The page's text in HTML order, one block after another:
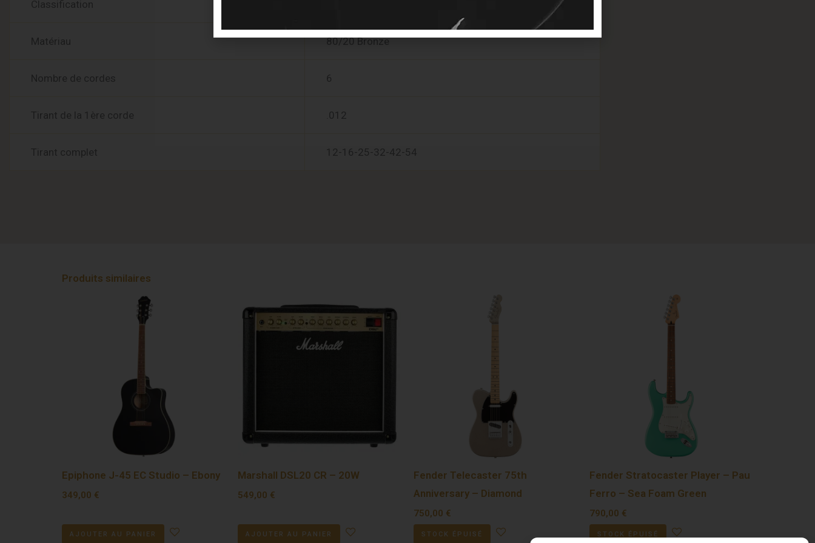
Classification
Matériau 80/20 Bronze
Nombre de cordes 6
Tirant de la 1ère corde .012
Tirant complet 12-16-25-32-42-54
Produits similaires
Epiphone J-45 EC Studio – Ebony
349,00 €
AJOUTER AU PANIER
Marshall DSL20 CR – 20W
549,00 €
AJOUTER AU PANIER
Fender Telecaster 75th
Anniversary – Diamond
750,00 €
STOCK ÉPUISÉ
Fender Stratocaster Player – Pau
Ferro – Sea Foam Green
790,00 €
STOCK ÉPUISÉ